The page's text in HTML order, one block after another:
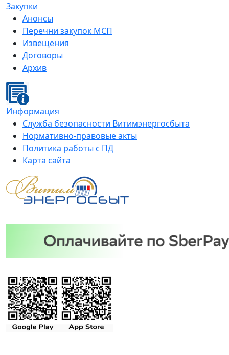
Закупки
Анонсы
Перечни закупок МСП
Извещения
Договоры
Архив
Информация
Служба безопасности Витимэнергосбыта
Нормативно-правовые акты
Политика работы с ПД
Карта сайта